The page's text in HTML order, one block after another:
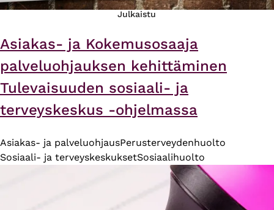
Julkaistu
Asiakas- ja Kokemusosaaja
palveluohjauksen kehittäminen
Tulevaisuuden sosiaali- ja
terveyskeskus -ohjelmassa
Asiakas- ja palveluohjausPerusterveydenhuolto
Sosiaali- ja terveyskeskuksetSosiaalihuolto